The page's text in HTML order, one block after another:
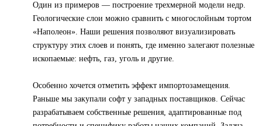
Один из примеров — построение трехмерной модели недр.
Геологические слои можно сравнить с многослойным тортом
«Наполеон». Наши решения позволяют визуализировать
структуру этих слоев и понять, где именно залегают полезные
ископаемые: нефть, газ, уголь и другие.
Особенно хочется отметить эффект импортозамещения.
Раньше мы закупали софт у западных поставщиков. Сейчас
разрабатываем собственные решения, адаптированные под